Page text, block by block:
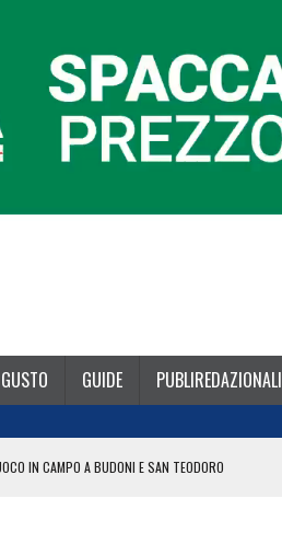
GUSTO GUIDE PUBLIREDAZIONALI
IN CAMPO A BUDONI E SAN TEODORO